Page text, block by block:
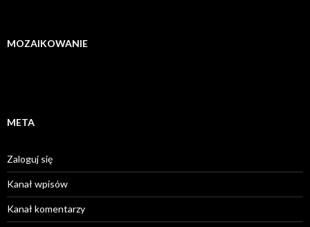
MOZAIKOWANIE
META
Zaloguj się
Kanał wpisów
Kanał komentarzy